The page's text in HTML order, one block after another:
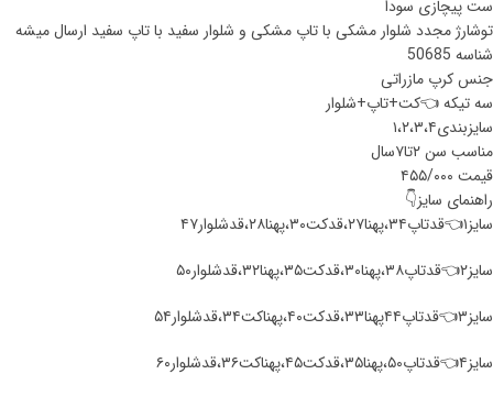
ست پیچازی سودا
تو‌شارژ مجدد شلوار مشکی با تاپ مشکی و شلوار سفید با تاپ سفید ارسال میشه
شناسه 50685
جنس کرپ مازراتی
سه تیکه 👈کت+تاپ+شلوار
سایزبندی۱،۲،۳،۴
مناسب سن ۲تا۷سال
قیمت ۴۵۵/۰۰۰
راهنمای سایز👇
سایز۱👈قدتاپ۳۴،پهنا۲۷،قدکت۳۰،پهنا۲۸،قدشلوار۴۷
سایز۲👈قدتاپ۳۸،پهنا۳۰،قدکت۳۵،پهنا۳۲،قدشلوار۵۰
سایز۳👈قدتاپ۴۴پهنا۳۳،قدکت۴۰،پهناکت۳۴،قدشلوار۵۴
سایز۴👈قدتاپ۵۰،پهنا۳۵،قدکت۴۵،پهناکت۳۶،قدشلوار۶۰